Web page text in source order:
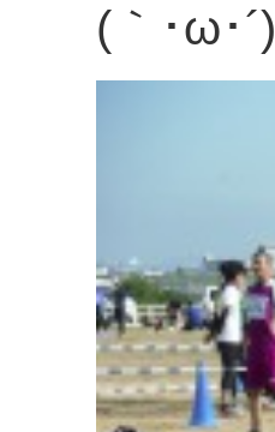
(｀･ω･´)